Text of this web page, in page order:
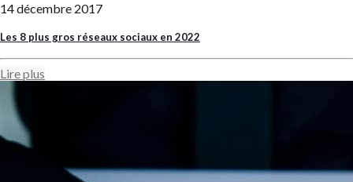
14 décembre 2017
Les 8 plus gros réseaux sociaux en 2022
Lire plus